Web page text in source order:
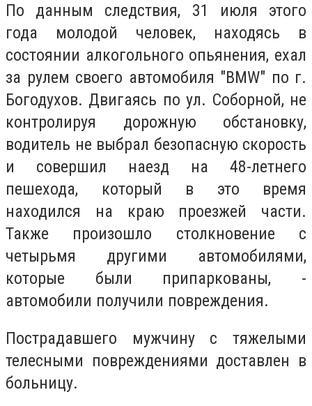
По данным следствия, 31 июля этого
года молодой человек, находясь в
состоянии алкогольного опьянения, ехал
за рулем своего автомобиля "BMW" по г.
Богодухов. Двигаясь по ул. Соборной, не
контролируя дорожную обстановку,
водитель не выбрал безопасную скорость
и совершил наезд на 48-летнего
пешехода, который в это время
находился на краю проезжей части.
Также произошло столкновение с
четырьмя другими автомобилями,
которые были припаркованы, -
автомобили получили повреждения.
Пострадавшего мужчину с тяжелыми
телесными повреждениями доставлен в
больницу.